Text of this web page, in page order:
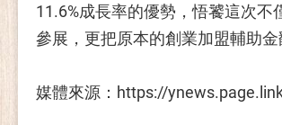
11.6%成長率的優勢，悟饕這次不
參展，更把原本的創業加盟輔助金
媒體來源：https://